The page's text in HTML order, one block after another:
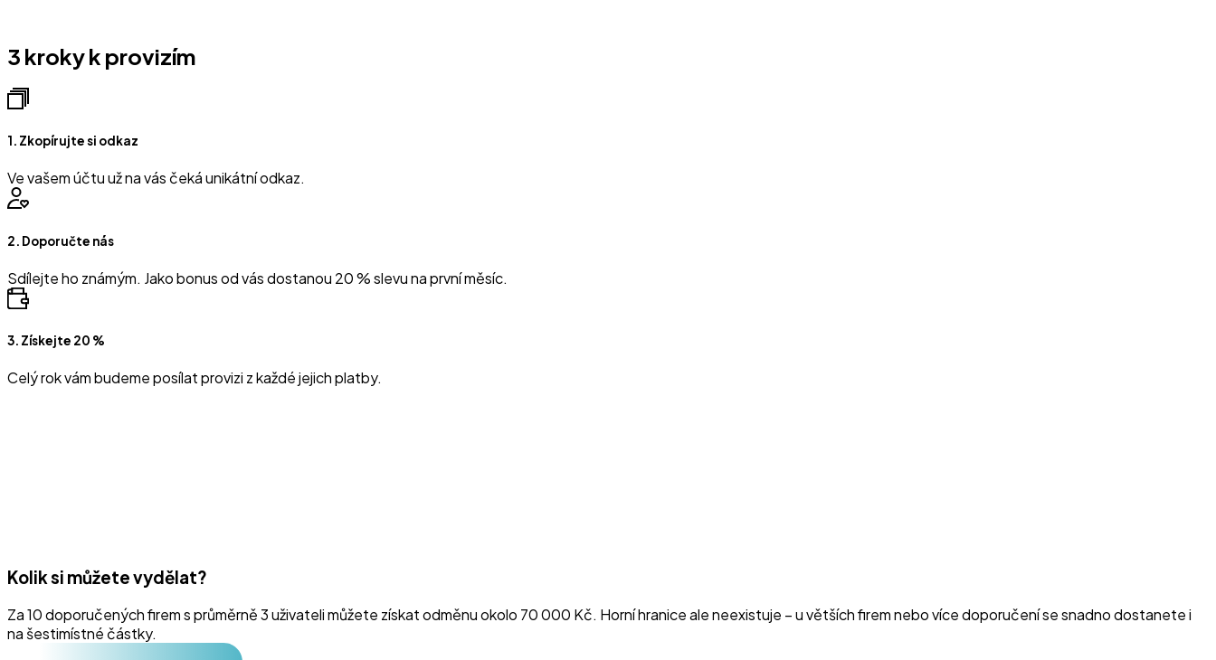
3 kroky k provizím
1. Zkopírujte si odkaz
Ve vašem účtu už na vás čeká unikátní odkaz.
2. Doporučte nás
Sdílejte ho známým. Jako bonus od vás dostanou 20 % slevu na první měsíc.
3. Získejte 20 %
Celý rok vám budeme posílat provizi z každé jejich platby.
Kolik si můžete vydělat?
Za 10 doporučených firem s průměrně 3 uživateli můžete získat odměnu okolo 70 000 Kč. Horní hranice ale neexistuje – u větších firem nebo více doporučení se snadno dostanete i
na šestimístné částky.